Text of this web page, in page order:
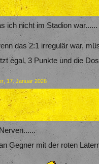
ich nicht im Stadion war......
das 2:1 irregulär war,
egal, 3 Punkte und die
17. Januar 2026
Gegner mit der roten